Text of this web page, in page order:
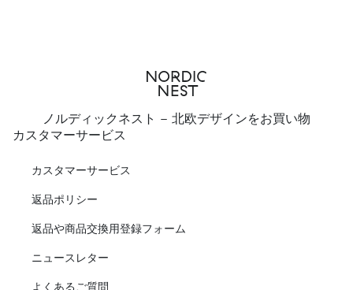
ノルディックネスト - 北欧デザインをお買い物
カスタマーサービス
カスタマーサービス
返品ポリシー
返品や商品交換用登録フォーム
ニュースレター
よくあるご質問